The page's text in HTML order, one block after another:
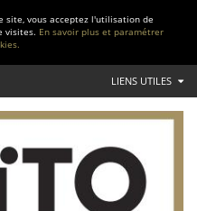
site, vous acceptez l'utilisation de
visites. En savoir plus et paramétrer
LIENS UTILES